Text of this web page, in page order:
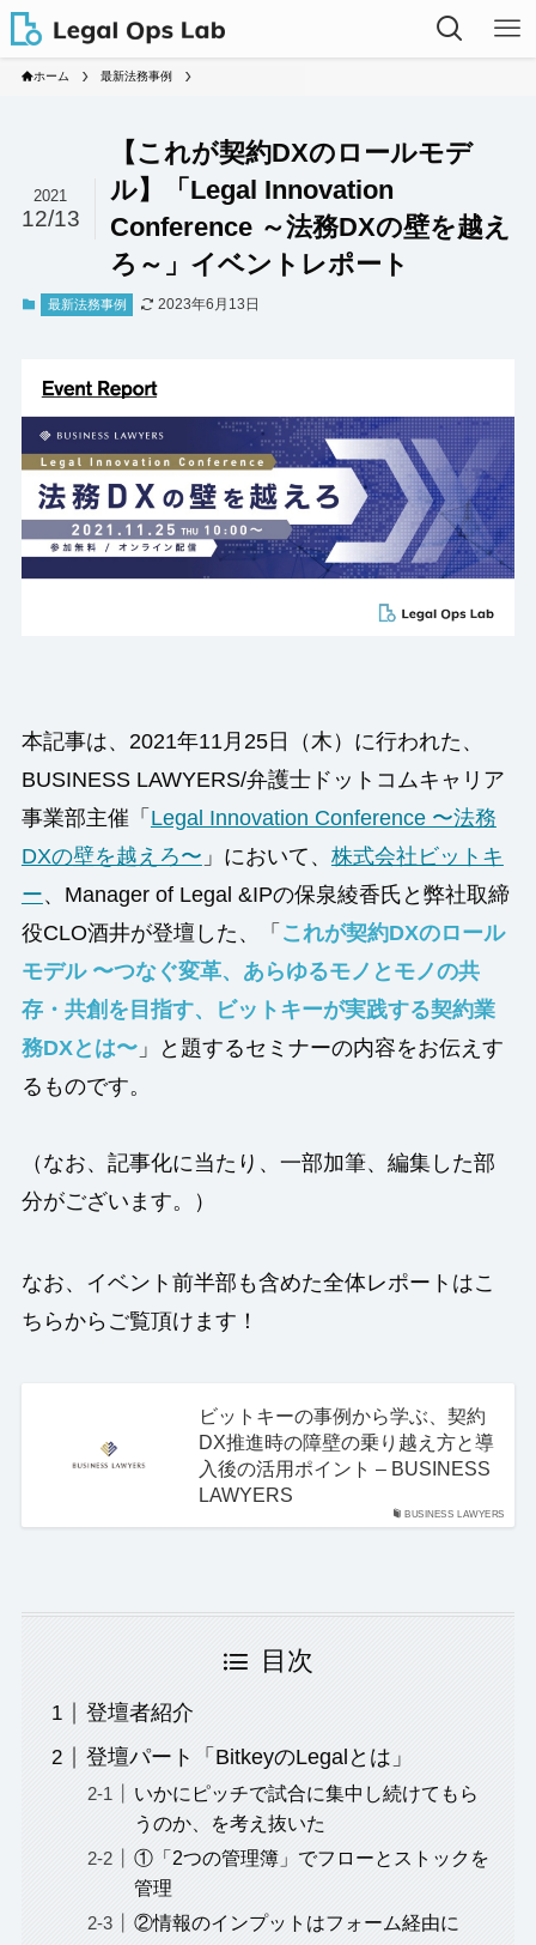
ホーム 最新法務事例
【これが契約DXのロールモデ
ル】「Legal Innovation
Conference ～法務DXの壁を越え
ろ～」イベントレポート
2021
12/13
最新法務事例 2023年6月13日
本記事は、2021年11月25日（木）に行われた、
BUSINESS LAWYERS/弁護士ドットコムキャリア
事業部主催「 Legal Innovation Conference 〜法務
DXの壁を越えろ〜 」において、 株式会社ビットキ
ー、Manager of Legal &IPの保泉綾香氏と弊社取締
役CLO酒井が登壇した、「 これが契約DXのロール
モデル 〜つなぐ変革、あらゆるモノとモノの共
存・共創を目指す、ビットキーが実践する契約業
務DXとは〜」と題するセミナーの内容をお伝えす
るものです。
（なお、記事化に当たり、一部加筆、編集した部
分がございます。）
なお、イベント前半部も含めた全体レポートはこ
ちらからご覧頂けます！
BUSINESS LAWYERS
ビットキーの事例から学ぶ、契約
DX推進時の障壁の乗り越え方と導
入後の活用ポイント – BUSINESS
LAWYERS
目次
登壇者紹介
登壇パート「BitkeyのLegalとは」
いかにピッチで試合に集中し続けてもら
うのか、を考え抜いた
①「2つの管理簿」でフローとストックを
管理
②情報のインプットはフォーム経由に